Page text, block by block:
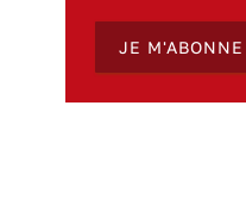
JE M'ABONNE